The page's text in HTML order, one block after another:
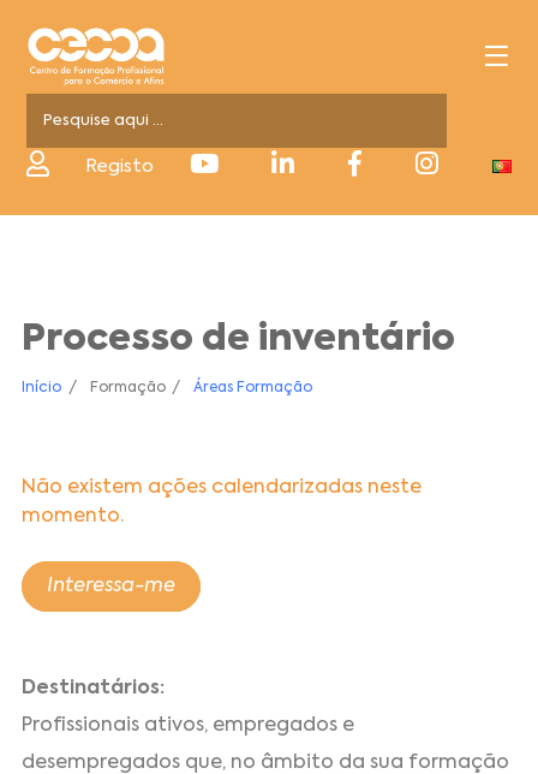
Registo
Processo de inventário
Início Formação Áreas Formação
Não existem ações calendarizadas neste
momento.
Interessa-me
Destinatários:
Profissionais ativos, empregados e
desempregados que, no âmbito da sua formação